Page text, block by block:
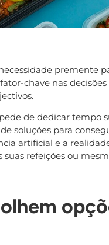
premente
chave nas
de dedicar tempo
soluções para
artificial e a
refeições ou